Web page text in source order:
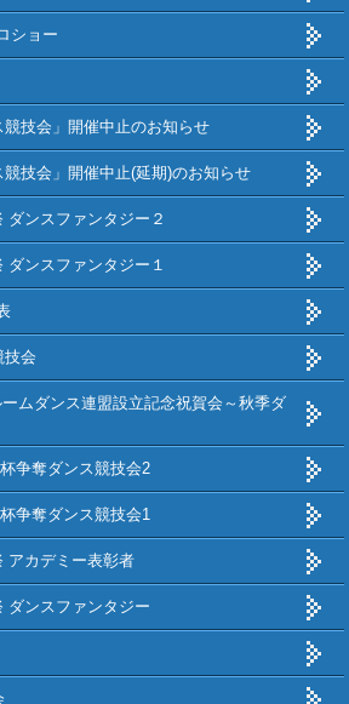
ショー
競技会」開催中止のお知らせ
競技会」開催中止(延期)のお知らせ
ダンスファンタジー２
ダンスファンタジー１
技会
ムダンス連盟設立記念祝賀会～秋季ダ
争奪ダンス競技会2
争奪ダンス競技会1
アカデミー表彰者
ダンスファンタジー